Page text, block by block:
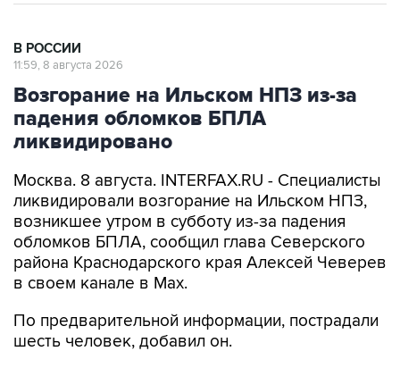
В РОССИИ
11:59, 8 августа 2026
Возгорание на Ильском НПЗ из-за
падения обломков БПЛА
ликвидировано
Москва. 8 августа. INTERFAX.RU - Специалисты
ликвидировали возгорание на Ильском НПЗ,
возникшее утром в субботу из-за падения
обломков БПЛА, сообщил глава Северского
района Краснодарского края Алексей Чеверев
в своем канале в Max.
По предварительной информации, пострадали
шесть человек, добавил он.